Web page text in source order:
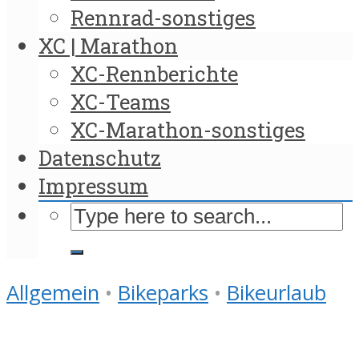
Rennrad-sonstiges
XC | Marathon
XC-Rennberichte
XC-Teams
XC-Marathon-sonstiges
Datenschutz
Impressum
Allgemein • Bikeparks • Bikeurlaub